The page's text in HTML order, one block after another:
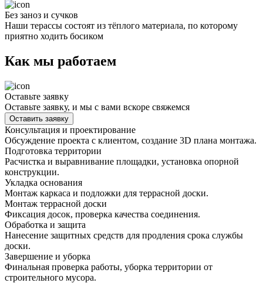
Без заноз и сучков
Наши терассы состоят из тёплого материала, по которому
приятно ходить босиком
Как мы работаем
Оставьте заявку
Оставьте заявку, и мы с вами вскоре свяжемся
Оставить заявку
Консультация и проектирование
Обсуждение проекта с клиентом, создание 3D плана монтажа.
Подготовка территории
Расчистка и выравнивание площадки, установка опорной
конструкции.
Укладка основания
Монтаж каркаса и подложки для террасной доски.
Монтаж террасной доски
Фиксация досок, проверка качества соединения.
Обработка и защита
Нанесение защитных средств для продления срока службы
доски.
Завершение и уборка
Финальная проверка работы, уборка территории от
строительного мусора.